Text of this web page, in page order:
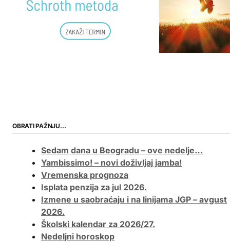
OBRATI PAŽNJU…
Sedam dana u Beogradu – ove nedelje…
Yambissimo! – novi doživljaj jamba!
Vremenska prognoza
Isplata penzija za jul 2026.
Izmene u saobraćaju i na linijama JGP – avgust
2026.
Školski kalendar za 2026/27.
Nedeljni horoskop